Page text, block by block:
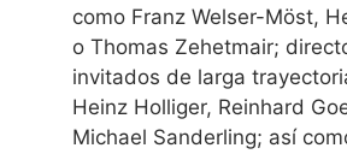
como Franz Welser-Möst,
o Thomas Zehetmair;
invitados de larga
Heinz Holliger, Reinhard
Michael Sanderling; así